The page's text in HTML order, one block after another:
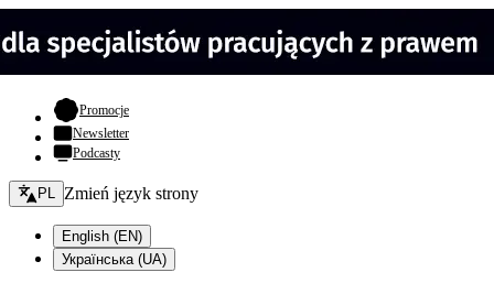
Promocje- otwiera się w nowej karcie
Newsletter
Podcasty
Zmień język - bieżący:
PL Zmień język strony
English (EN)
Українська (UA)